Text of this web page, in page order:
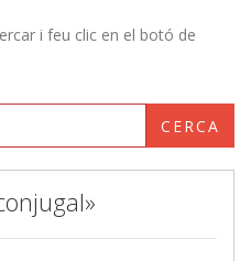
i feu clic en el botó de
CERCA